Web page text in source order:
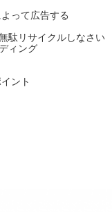
って広告する
駄リサイクルしなさい
ィング
ント